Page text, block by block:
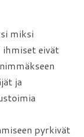
miksi
ihmiset eivät
ja
pyrkivät